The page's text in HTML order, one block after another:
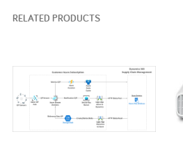
RELATED PRODUCTS